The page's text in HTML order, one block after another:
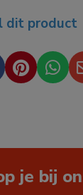
dit product
 
je bij